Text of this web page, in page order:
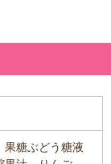
果糖ぶどう糖液